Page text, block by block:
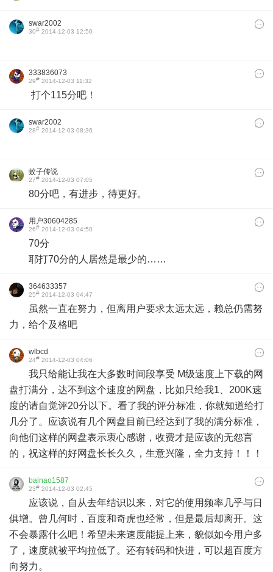
swar2002
30# 2014-12-03 12:50
333836073
29# 2014-12-03 11:32
打个115分吧！
swar2002
28# 2014-12-03 08:36
蚊子传说
27# 2014-12-03 07:05
80分吧，有进步，待更好。
用户30604285
26# 2014-12-03 04:50
70分
耶打70分的人居然是最少的……
364633357
25# 2014-12-03 04:47
虽然一直在努力，但离用户要求太远太远，赖总仍需努
力，给个及格吧
wlbcd
24# 2014-12-03 04:06
我只给能让我在大多数时间段享受 M级速度上下载的网
盘打满分，达不到这个速度的网盘，比如只给我1、200K速
度的请自觉评20分以下。看了我的评分标准，你就知道给打
几分了。应该说有几个网盘目前已经达到了我的满分标准，
向他们这样的网盘表示衷心感谢，收费才是应该的无怨言
的，祝这样的好网盘长长久久，生意兴隆，全力支持！！！
bainao1587
23# 2014-12-03 02:45
应该说，自从去年结识以来，对它的使用频率几乎与日
俱增。曾几何时，百度和奇虎也经常，但是最后却离开。这
不会暴露什么吧！希望未来速度能提上来，貌似如今用户多
了，速度就被平均拉低了。还有转码和快进，可以超百度方
向努力。